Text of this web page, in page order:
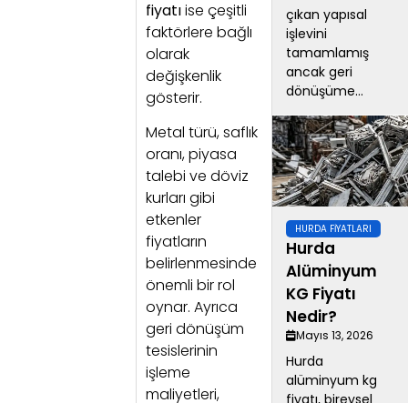
fiyatıise çeşitli
faktörlere bağlı
olarak
değişkenlik
gösterir.
Metal türü, saflık
oranı, piyasa
talebi ve döviz
kurları gibi
etkenler
fiyatların
belirlenmesinde
önemli bir rol
oynar. Ayrıca
geri dönüşüm
tesislerinin
işleme
maliyetleri,
çıkan yapısal
işlevini
tamamlamış
ancak geri
dönüşüme...
HURDA FIYATLARI
Hurda
Alüminyum
KG Fiyatı
Nedir?
Mayıs 13, 2026
Hurda
alüminyum kg
fiyatı, bireysel